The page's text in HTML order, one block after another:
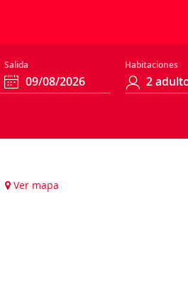
Salida Habitaciones
Ver mapa